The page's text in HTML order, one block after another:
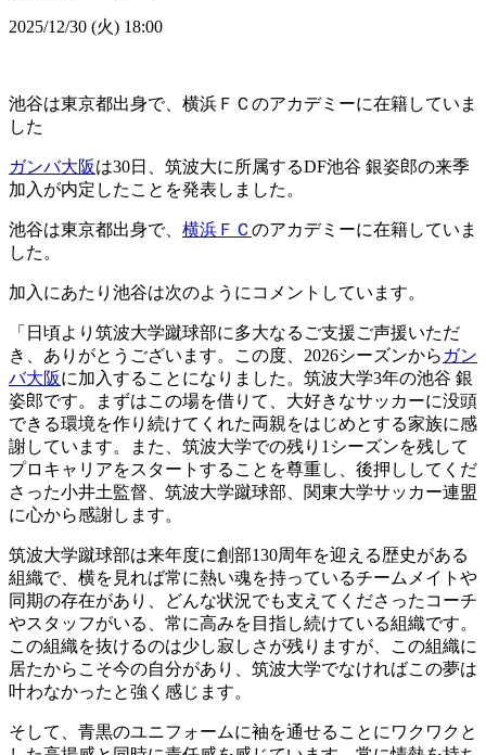
2025/12/30 (火) 18:00
池谷は東京都出身で、横浜ＦＣのアカデミーに在籍していま
した
ガンバ大阪は30日、筑波大に所属するDF池谷 銀姿郎の来季
加入が内定したことを発表しました。
池谷は東京都出身で、 横浜ＦＣ のアカデミーに在籍していま
した。
加入にあたり池谷は次のようにコメントしています。
「日頃より筑波大学蹴球部に多大なるご支援ご声援いただ
き、ありがとうございます。この度、2026シーズンから ガン
バ大阪に加入することになりました。筑波大学3年の池谷 銀
姿郎です。まずはこの場を借りて、大好きなサッカーに没頭
できる環境を作り続けてくれた両親をはじめとする家族に感
謝しています。また、筑波大学での残り1シーズンを残して
プロキャリアをスタートすることを尊重し、後押ししてくだ
さった小井土監督、筑波大学蹴球部、関東大学サッカー連盟
に心から感謝します。
筑波大学蹴球部は来年度に創部130周年を迎える歴史がある
組織で、横を見れば常に熱い魂を持っているチームメイトや
同期の存在があり、どんな状況でも支えてくださったコーチ
やスタッフがいる、常に高みを目指し続けている組織です。
この組織を抜けるのは少し寂しさが残りますが、この組織に
居たからこそ今の自分があり、筑波大学でなければこの夢は
叶わなかったと強く感じます。
そして、青黒のユニフォームに袖を通せることにワクワクと